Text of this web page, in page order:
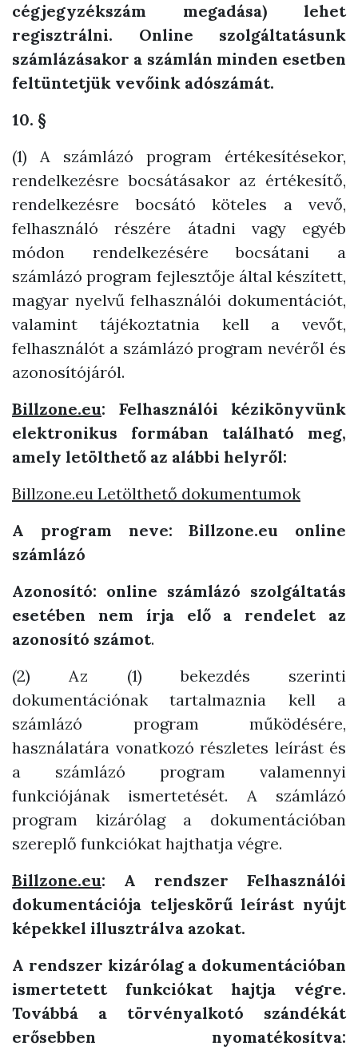
cégjegyzékszám megadása) lehet
regisztrálni. Online szolgáltatásunk
számlázásakor a számlán minden esetben
feltüntetjük vevőink adószámát.
10. §
(1) A számlázó program értékesítésekor,
rendelkezésre bocsátásakor az értékesítő,
rendelkezésre bocsátó köteles a vevő,
felhasználó részére átadni vagy egyéb
módon rendelkezésére bocsátani a
számlázó program fejlesztője által készített,
magyar nyelvű felhasználói dokumentációt,
valamint tájékoztatnia kell a vevőt,
felhasználót a számlázó program nevéről és
azonosítójáról.
Billzone.eu: Felhasználói kézikönyvünk
elektronikus formában található meg,
amely letölthető az alábbi helyről:
Billzone.eu Letölthető dokumentumok
A program neve: Billzone.eu online
számlázó
Azonosító: online számlázó szolgáltatás
esetében nem írja elő a rendelet az
azonosító számot.
(2) Az (1) bekezdés szerinti
dokumentációnak tartalmaznia kell a
számlázó program működésére,
használatára vonatkozó részletes leírást és
a számlázó program valamennyi
funkciójának ismertetését. A számlázó
program kizárólag a dokumentációban
szereplő funkciókat hajthatja végre.
Billzone.eu: A rendszer Felhasználói
dokumentációja teljeskörű leírást nyújt
képekkel illusztrálva azokat.
A rendszer kizárólag a dokumentációban
ismertetett funkciókat hajtja végre.
Továbbá a törvényalkotó szándékát
erősebben nyomatékosítva: